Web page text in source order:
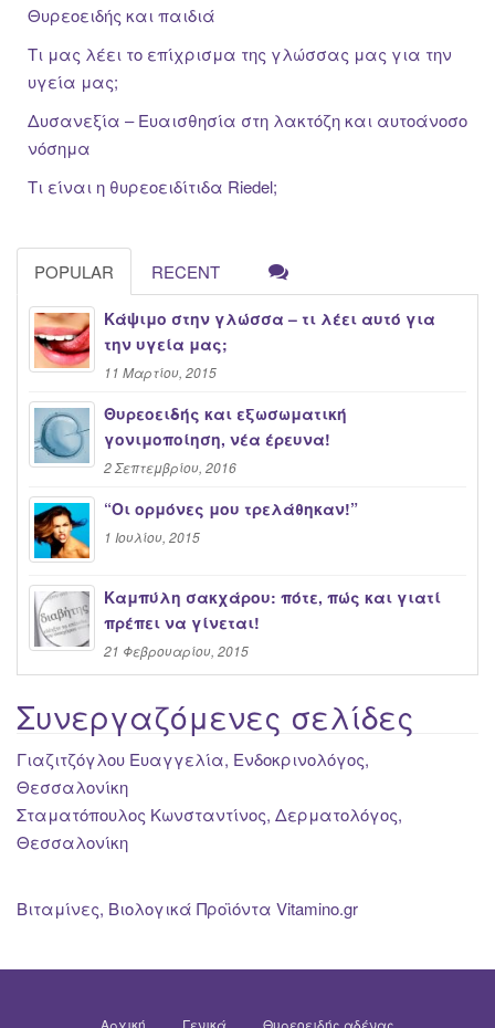
Θυρεοειδής και παιδιά
Τι μας λέει το επίχρισμα της γλώσσας μας για την
υγεία μας;
Δυσανεξία – Ευαισθησία στη λακτόζη και αυτοάνοσο
νόσημα
Τι είναι η θυρεοειδίτιδα Riedel;
POPULAR RECENT
Κάψιμο στην γλώσσα – τι λέει αυτό για
την υγεία μας;
11 Μαρτίου, 2015
Θυρεοειδής και εξωσωματική
γονιμοποίηση, νέα έρευνα!
2 Σεπτεμβρίου, 2016
“Oι ορμόνες μου τρελάθηκαν!”
1 Ιουλίου, 2015
Καμπύλη σακχάρου: πότε, πώς και γιατί
πρέπει να γίνεται!
21 Φεβρουαρίου, 2015
Συνεργαζόμενες σελίδες
Γιαζιτζόγλου Ευαγγελία, Ενδοκρινολόγος,
Θεσσαλονίκη
Σταματόπουλος Κωνσταντίνος, Δερματολόγος,
Θεσσαλονίκη
Βιταμίνες, Βιολογικά Προϊόντα Vitamino.gr
Αρχική Γενικά Θυρεοειδής αδένας